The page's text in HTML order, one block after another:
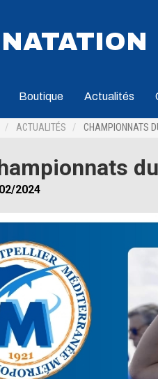
Boutique Actualités
ACTUALITÉS CHAMPIONNATS
2024